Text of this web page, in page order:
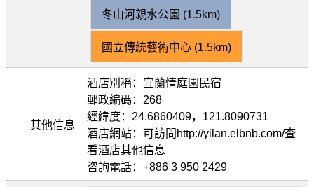
冬山河親水公園 (1.5km)
國立傳統藝術中心 (1.5km)
其他信息
酒店別稱：宜蘭情庭園民宿
郵政編碼：268
經緯度：24.6860409，121.8090731
酒店網站：可訪問http://yilan.elbnb.com/查
看酒店其他信息
咨詢電話：+886 3 950 2429